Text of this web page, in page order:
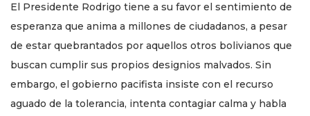
El Presidente Rodrigo tiene a su favor el sentimiento de
esperanza que anima a millones de ciudadanos, a pesar
de estar quebrantados por aquellos otros bolivianos que
buscan cumplir sus propios designios malvados. Sin
embargo, el gobierno pacifista insiste con el recurso
aguado de la tolerancia, intenta contagiar calma y habla